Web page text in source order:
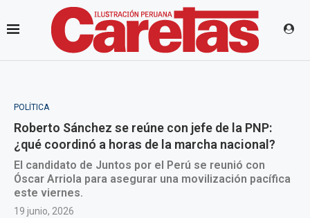
POLÍTICA
Roberto Sánchez se reúne con jefe de la PNP:
¿qué coordinó a horas de la marcha nacional?
El candidato de Juntos por el Perú se reunió con
Óscar Arriola para asegurar una movilización pacífica
este viernes.
19 junio, 2026